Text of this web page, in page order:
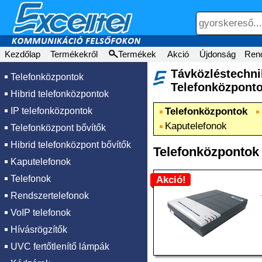
Kezdőlap Termékekről Termékek Akció Újdonság
Telefonközpontok
Hibrid telefonközpontok
IP telefonközpontok
Telefonközpont bővítők
Hibrid telefonközpont bővítők
Kaputelefonok
Telefonok
Rendszertelefonok
VoIP telefonok
Hívásrögzítők
UVC fertőtlenítő lámpák
Telefonközpontok
Kaputelefonok
Telefonközpontok
Akció!